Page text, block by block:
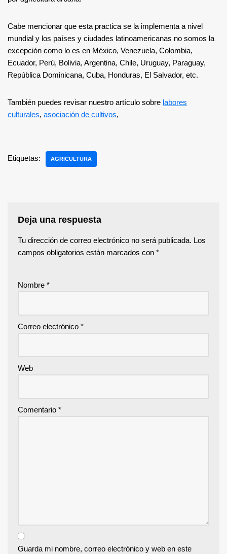
Cabe mencionar que esta practica se la implementa a nivel
mundial y los países y ciudades latinoamericanas no somos la
excepción como lo es en México, Venezuela, Colombia,
Ecuador, Perú, Bolivia, Argentina, Chile, Uruguay, Paraguay,
República Dominicana, Cuba, Honduras, El Salvador, etc.
También puedes revisar nuestro artículo sobre labores
culturales, asociación de cultivos,
Etiquetas: AGRICULTURA
Deja una respuesta
Tu dirección de correo electrónico no será publicada. Los
campos obligatorios están marcados con *
Nombre *
Correo electrónico *
Web
Comentario *
Guarda mi nombre, correo electrónico y web en este